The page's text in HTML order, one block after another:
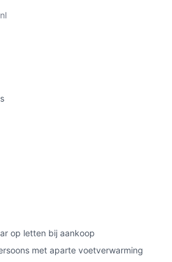
op letten bij aankoop
met aparte voetverwarming